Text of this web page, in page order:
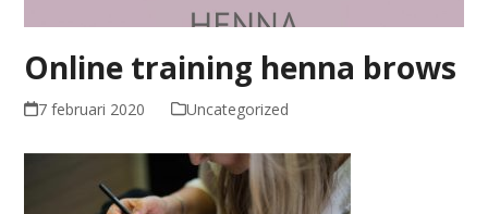
Online training henna brows
7 februari 2020 Uncategorized